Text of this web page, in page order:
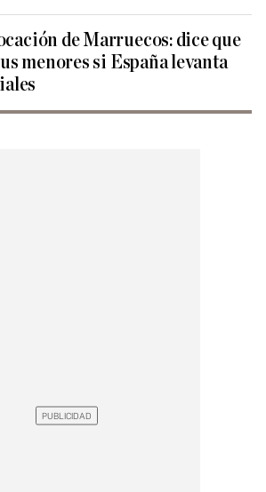
de Marruecos: dice que
menores si España levanta